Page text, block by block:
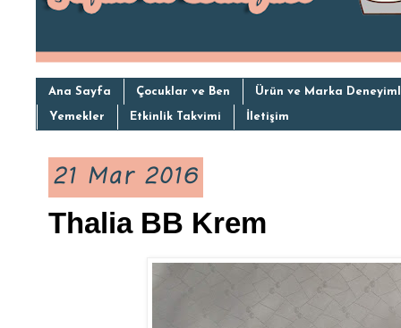
Ana Sayfa Çocuklar ve Ben Ürün ve Marka
Yemekler Etkinlik Takvimi İletişim
21 Mar 2016
Thalia BB Krem